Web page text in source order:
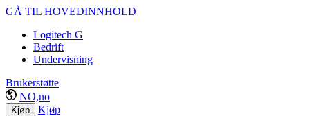
GÅ TIL HOVEDINNHOLD
Logitech G
Bedrift
Undervisning
Brukerstøtte
NO,no
Kjøp Kjøp